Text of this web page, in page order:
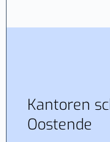
Kantoren
Oostende